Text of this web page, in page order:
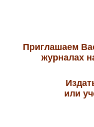
Приглашаем
журналах
или